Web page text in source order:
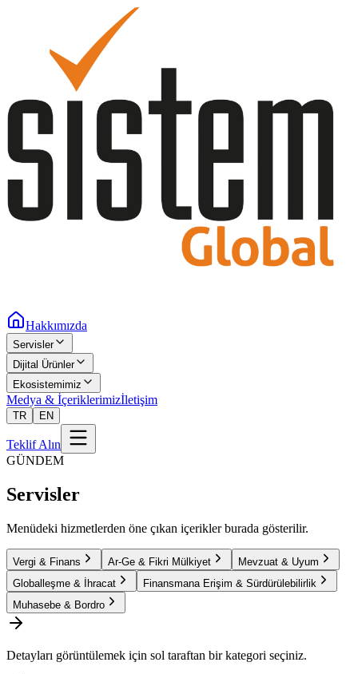
Hakkımızda
Servisler
Dijital Ürünler
Ekosistemimiz
Medya & İçeriklerimizİletişim
TR EN
Teklif Alın
GÜNDEM
Servisler
Menüdeki hizmetlerden öne çıkan içerikler burada gösterilir.
Vergi & Finans Ar-Ge & Fikri Mülkiyet
Mevzuat & Uyum
Globalleşme & İhracat
Finansmana Erişim & Sürdürülebilirlik
Muhasebe & Bordro
Detayları görüntülemek için sol taraftan bir kategori seçiniz.